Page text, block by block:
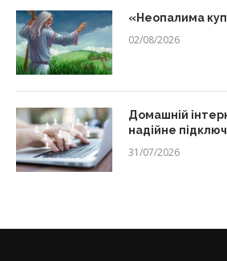
«Неопалима
02/08/2026
Домашній
надійне
31/07/2026